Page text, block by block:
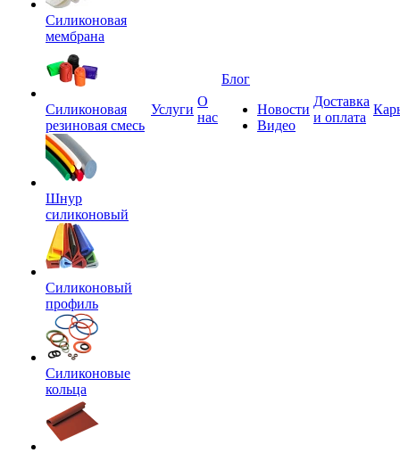
Силиконовая
мембрана
Силиконовая
резиновая смесь
Шнур
силиконовый
Силиконовый
профиль
Силиконовые
кольца
Услуги
О
нас
Блог
Новости
Видео
Доставка
и оплата